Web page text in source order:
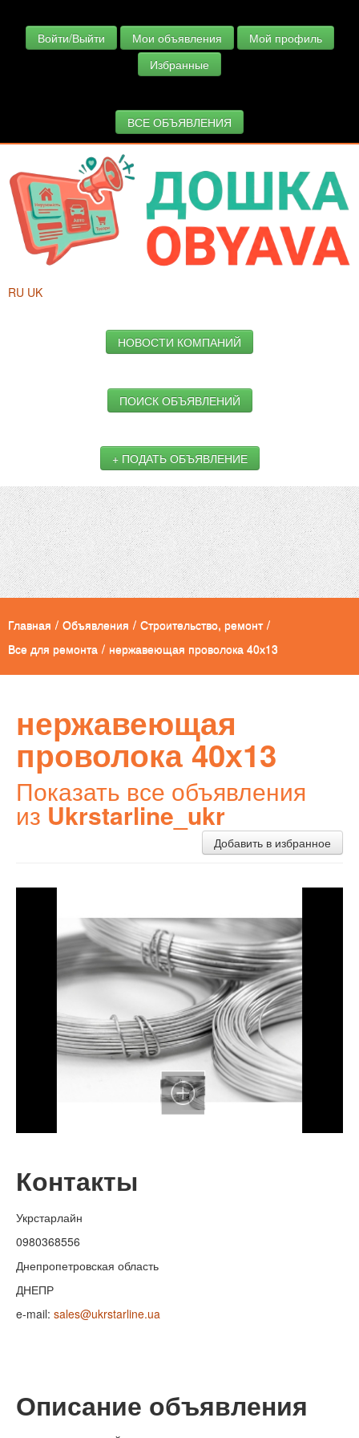
Войти/Выйти Мои объявления
Мой профиль
Избранные
ВСЕ ОБЪЯВЛЕНИЯ
RU UK
НОВОСТИ КОМПАНИЙ
ПОИСК ОБЪЯВЛЕНИЙ
+ ПОДАТЬ ОБЪЯВЛЕНИЕ
Главная / Объявления / Строительство, ремонт /
Все для ремонта / нержавеющая проволока 40х13
нержавеющая
проволока 40х13
Показать все объявления
из Ukrstarline_ukr
Добавить в избранное
Контакты
Укрстарлайн
0980368556
Днепропетровская область
ДНЕПР
e-mail: sales@ukrstarline.ua
Описание объявления